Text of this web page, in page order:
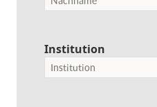
Institution